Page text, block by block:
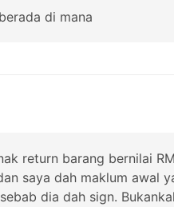
di mana
return barang bernilai
saya dah maklum awal
dia dah sign.